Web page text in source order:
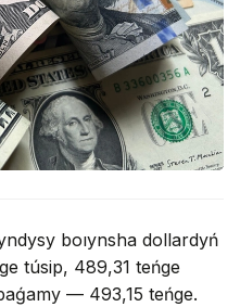
boıynsha dollardyń
túsip, 489,31 teńge
— 493,15 teńge.